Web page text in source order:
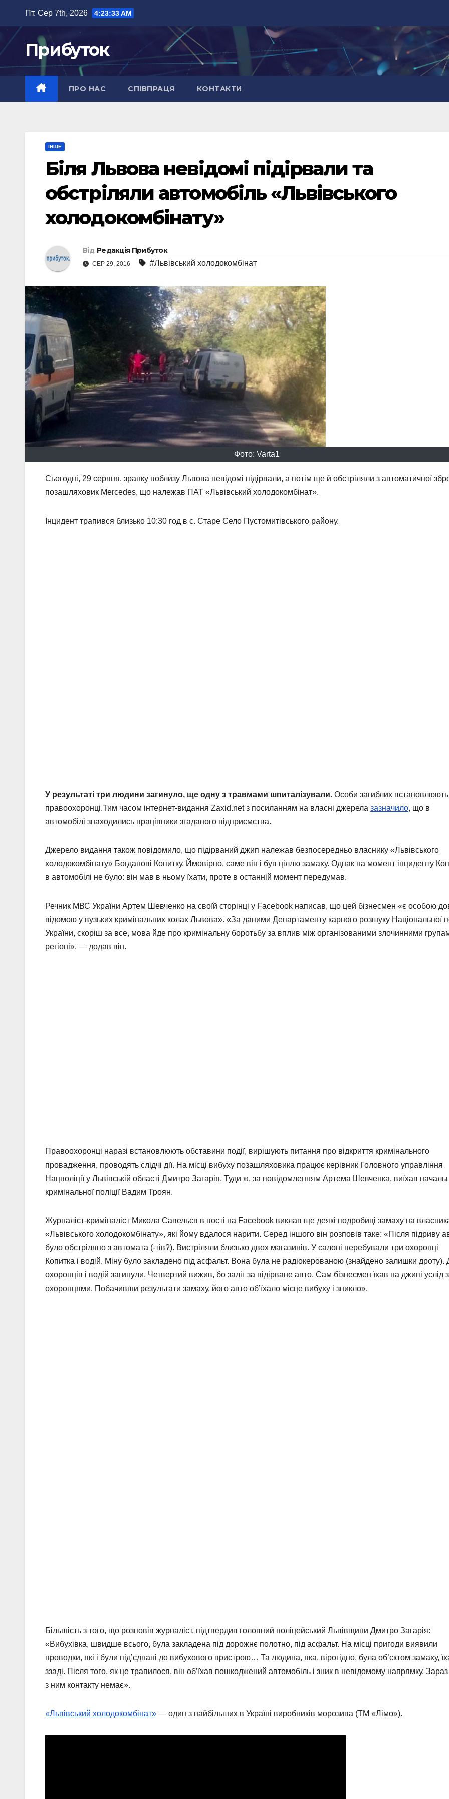
вмісту
Пт. Сер 7th, 2026 4:23:34 AM
Прибуток
ПРО НАС СПІВПРАЦЯ КОНТАКТИ
ІНШЕ
Біля Львова невідомі підірвали та
обстріляли автомобіль «Львівського
холодокомбінату»
Від Редакція Прибуток
СЕР 29, 2016 #Львівський холодокомбінат
Фото: Varta1
Сьогодні, 29 серпня, зранку поблизу Львова невідомі підірвали, а потім ще й обстріляли з автоматичної
позашляховик Mercedes, що належав ПАТ «Львівський холодокомбінат».
Інцидент трапився близько 10:30 год в с. Старе Село Пустомитівського району.
У результаті три людини загинуло, ще одну з травмами шпиталізували. Особи загиблих встановлюють
правоохоронці.Тим часом інтернет-видання Zaxid.net з посиланням на власні джерела зазначило, що в
автомобілі знаходились працівники згаданого підприємства.
Джерело видання також повідомило, що підірваний джип належав безпосередньо власнику «Львівського
холодокомбінату» Богданові Копитку. Ймовірно, саме він і був ціллю замаху. Однак на момент інциденту
в автомобілі не було: він мав в ньому їхати, проте в останній момент передумав.
Речник МВС України Артем Шевченко на своїй сторінці у Facebook написав, що цей бізнесмен «є особою
відомою у вузьких кримінальних колах Львова». «За даними Департаменту карного розшуку Національної
України, скоріш за все, мова йде про кримінальну боротьбу за вплив між організованими злочинними
регіоні», — додав він.
Правоохоронці наразі встановлюють обставини події, вирішують питання про відкриття кримінального
провадження, проводять слідчі дії. На місці вибуху позашляховика працює керівник Головного управління
Нацполіції у Львівській області Дмитро Загарія. Туди ж, за повідомленням Артема Шевченка, виїхав
кримінальної поліції Вадим Троян.
Журналіст-криміналіст Микола Савельєв в пості на Facebook виклав ще деякі подробиці замаху на
«Львівського холодокомбінату», які йому вдалося нарити. Серед іншого він розповів таке: «Після підриву
було обстріляно з автомата (-тів?). Вистріляли близько двох магазинів. У салоні перебували три охоронці
Копитка і водій. Міну було закладено під асфальт. Вона була не радіокерованою (знайдено залишки дроту).
охоронців і водій загинули. Четвертий вижив, бо заліг за підірване авто. Сам бізнесмен їхав на джипі услід
охоронцями. Побачивши результати замаху, його авто об’їхало місце вибуху і зникло».
Більшість з того, що розповів журналіст, підтвердив головний поліцейський Львівщини Дмитро Загарія:
«Вибухівка, швидше всього, була закладена під дорожнє полотно, під асфальт. На місці пригоди виявили
проводки, які і були під’єднані до вибухового пристрою… Та людина, яка, вірогідно, була об’єктом замаху,
ззаді. Після того, як це трапилося, він об’їхав пошкоджений автомобіль і зник в невідомому напрямку.
з ним контакту немає».
«Львівський холодокомбінат» — один з найбільших в Україні виробників морозива (ТМ «Лімо»).